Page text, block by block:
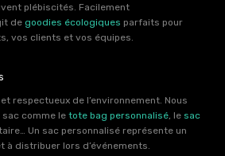
plébiscités. Facilement
de goodies écologiques parfaits pour
vos clients et vos équipes.
respectueux de l’environnement. Nous
comme le tote bag personnalisé, le sac
Un sac personnalisé représente un
à distribuer lors d’événements.